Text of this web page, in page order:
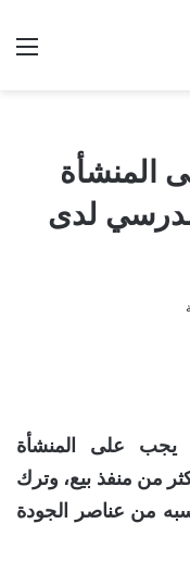
المنشأة
لدى
يجب على المنشأة
من منفذ بيع، وترك
من عناصر الجودة